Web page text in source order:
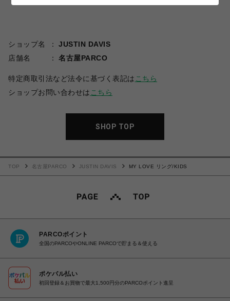
ショップ名
JUSTIN DAVIS
店舗名
名古屋PARCO
特定商取引法など法令に基づく表記は こちら
ショップお問い合わせは こちら
SHOP TOP
TOP 名古屋PARCO JUSTIN DAVIS MY LOVE リング/KIDS
PARCOポイント
全国のPARCOやONLINE PARCOで貯まる＆使える
ポケパル払い
初回登録＆お買物で最大1,500円分のPARCOポイント進呈